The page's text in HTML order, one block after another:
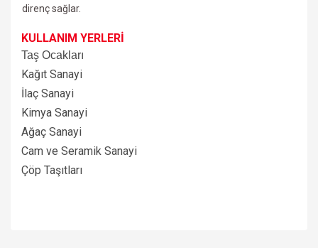
direnç sağlar.
KULLANIM YERLERİ
Taş Ocakları
Kağıt Sanayi
İlaç Sanayi
Kimya Sanayi
Ağaç Sanayi
Cam ve Seramik Sanayi
Çöp Taşıtları